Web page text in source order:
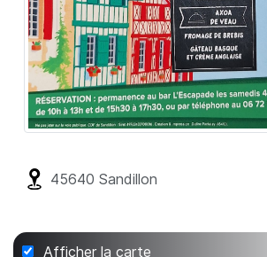
45640 Sandillon
Afficher la carte